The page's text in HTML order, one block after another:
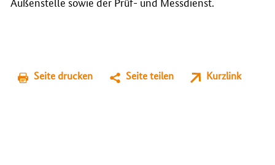
Seite drucken Seite teilen Kurzlink